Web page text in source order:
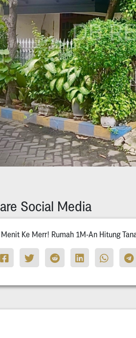
Social Media
Menit Ke Merr! Rumah 1M-An Hitung